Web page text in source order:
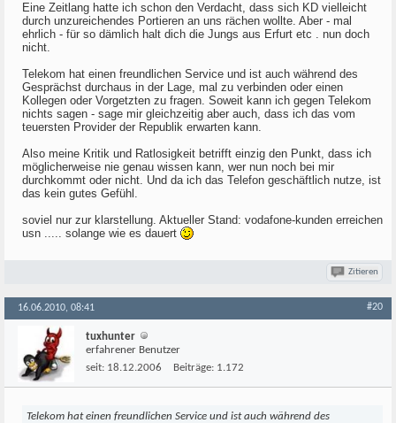
Eine Zeitlang hatte ich schon den Verdacht, dass sich KD vielleicht
durch unzureichendes Portieren an uns rächen wollte. Aber - mal
ehrlich - für so dämlich halt dich die Jungs aus Erfurt etc . nun doch
nicht.
Telekom hat einen freundlichen Service und ist auch während des
Gesprächst durchaus in der Lage, mal zu verbinden oder einen
Kollegen oder Vorgetzten zu fragen. Soweit kann ich gegen Telekom
nichts sagen - sage mir gleichzeitig aber auch, dass ich das vom
teuersten Provider der Republik erwarten kann.
Also meine Kritik und Ratlosigkeit betrifft einzig den Punkt, dass ich
möglicherweise nie genau wissen kann, wer nun noch bei mir
durchkommt oder nicht. Und da ich das Telefon geschäftlich nutze, ist
das kein gutes Gefühl.
soviel nur zur klarstellung. Aktueller Stand: vodafone-kunden erreichen
usn ..... solange wie es dauert
Zitieren
16.06.2010, 08:41 #20
tuxhunter
erfahrener Benutzer
seit: 18.12.2006 Beiträge: 1.172
Telekom hat einen freundlichen Service und ist auch während des